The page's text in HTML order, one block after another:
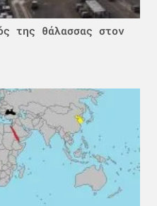
της θάλασσας στον